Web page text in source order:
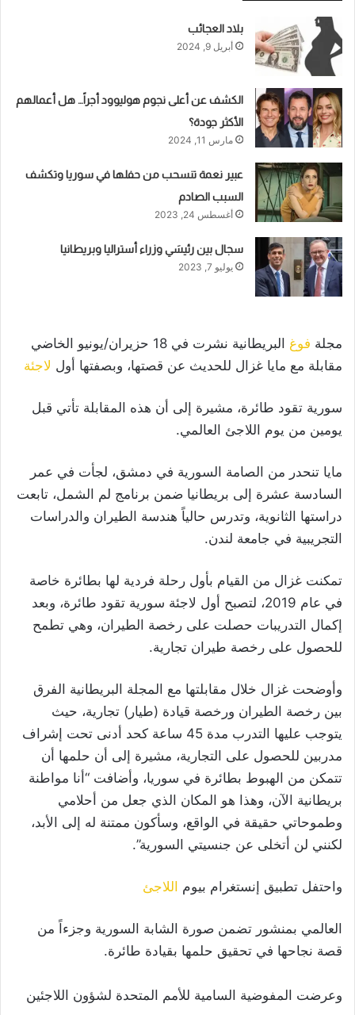
بلاد العجائب
أبريل 9, 2024
الكشف عن أعلى نجوم هوليوود أجراً… هل أعمالهم
الأكثر جودة؟
مارس 11, 2024
عبير نعمة تنسحب من حفلها في سوريا وتكشف
السبب الصادم
أغسطس 24, 2023
سجال بين رئيسَي وزراء أستراليا وبريطانيا
يوليو 7, 2023
مجلة فوغ
البريطانية نشرت في 18 حزيران/يونيو الخاضي
مقابلة مع مايا غزال للحديث عن قصتها، وبصفتها أول لاجئة
سورية تقود طائرة، مشيرة إلى أن هذه المقابلة تأتي قبل
يومين من يوم اللاجئ العالمي.
مايا تنحدر من الصامة السورية في دمشق، لجأت في عمر
السادسة عشرة إلى بريطانيا ضمن برنامج لم الشمل، تابعت
دراستها الثانوية، وتدرس حالياً هندسة الطيران والدراسات
التجريبية في جامعة لندن.
تمكنت غزال من القيام بأول رحلة فردية لها بطائرة خاصة
في عام 2019، لتصبح أول لاجئة سورية تقود طائرة، وبعد
إكمال التدريبات حصلت على رخصة الطيران، وهي تطمح
للحصول على رخصة طيران تجارية.
وأوضحت غزال خلال مقابلتها مع المجلة البريطانية الفرق
بين رخصة الطيران ورخصة قيادة (طيار) تجارية، حيث
يتوجب عليها التدرب مدة 45 ساعة كحد أدنى تحت إشراف
مدربين للحصول على التجارية، مشيرة إلى أن حلمها أن
تتمكن من الهبوط بطائرة في سوريا، وأضافت “أنا مواطنة
بريطانية الآن، وهذا هو المكان الذي جعل من أحلامي
وطموحاتي حقيقة في الواقع، وسأكون ممتنة له إلى الأبد،
لكنني لن أتخلى عن جنسيتي السورية”.
واحتفل تطبيق إنستغرام بيوم اللاجئ
العالمي بمنشور تضمن صورة الشابة السورية وجزءاً من
قصة نجاحها في تحقيق حلمها بقيادة طائرة.
وعرضت المفوضية السامية للأمم المتحدة لشؤون اللاجئين